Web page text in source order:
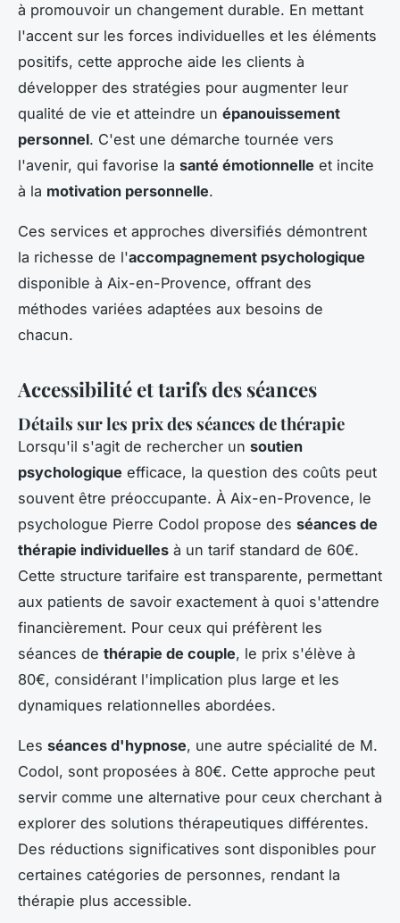
à promouvoir un changement durable. En mettant
l'accent sur les forces individuelles et les éléments
positifs, cette approche aide les clients à
développer des stratégies pour augmenter leur
qualité de vie et atteindre un épanouissement
personnel. C'est une démarche tournée vers
l'avenir, qui favorise la santé émotionnelle et incite
à la motivation personnelle.
Ces services et approches diversifiés démontrent
la richesse de l'accompagnement psychologique
disponible à Aix-en-Provence, offrant des
méthodes variées adaptées aux besoins de
chacun.
Accessibilité et tarifs des séances
Détails sur les prix des séances de thérapie
Lorsqu'il s'agit de rechercher un soutien
psychologique efficace, la question des coûts peut
souvent être préoccupante. À Aix-en-Provence, le
psychologue Pierre Codol propose des séances de
thérapie individuelles à un tarif standard de 60€.
Cette structure tarifaire est transparente, permettant
aux patients de savoir exactement à quoi s'attendre
financièrement. Pour ceux qui préfèrent les
séances de thérapie de couple, le prix s'élève à
80€, considérant l'implication plus large et les
dynamiques relationnelles abordées.
Les séances d'hypnose, une autre spécialité de M.
Codol, sont proposées à 80€. Cette approche peut
servir comme une alternative pour ceux cherchant à
explorer des solutions thérapeutiques différentes.
Des réductions significatives sont disponibles pour
certaines catégories de personnes, rendant la
thérapie plus accessible.